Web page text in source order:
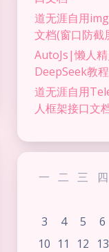
浅阴影
日落 暗化
道无涯自用
文档(窗口防
AutoJs|懒人
DeepSeek教程
道无涯自用
人框架接口文
一 二 三 四
3
4 5 6
10 11 12 13